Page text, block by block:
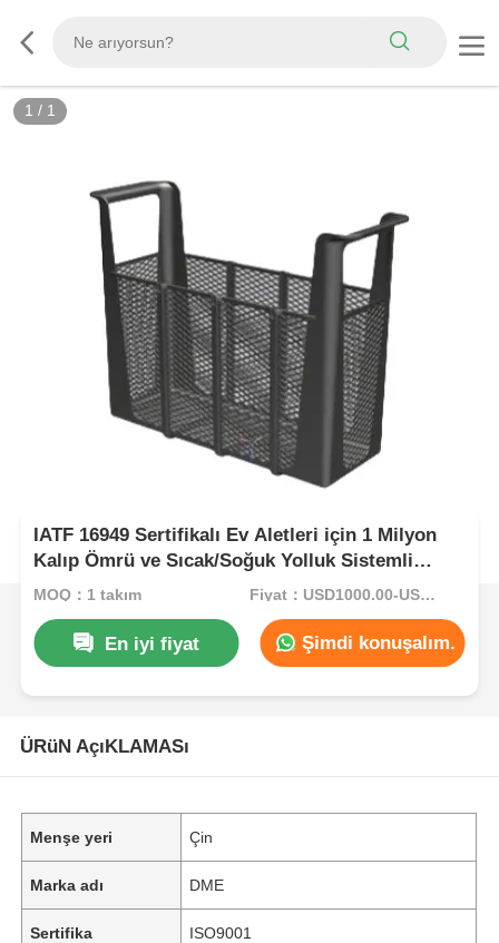
1 / 1
IATF 16949 Sertifikalı Ev Aletleri için 1 Milyon
Kalıp Ömrü ve Sıcak/Soğuk Yolluk Sistemli
Plastik Enjeksiyon Kalıbı
MOQ：1 takım Fiyat：USD1000.00-USD5000.00
En iyi fiyat Şimdi konuşalım.
ÜRüN AçıKLAMASı
Menşe yeri Çin
Marka adı DME
Sertifika ISO9001